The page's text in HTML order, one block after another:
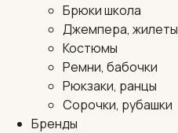
Брюки школа
Джемпера, жилеты
Костюмы
Ремни, бабочки
Рюкзаки, ранцы
Сорочки, рубашки
Бренды